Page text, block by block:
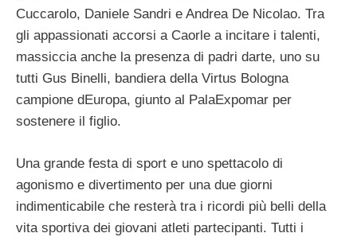
Cuccarolo, Daniele Sandri e Andrea De Nicolao. Tra
gli appassionati accorsi a Caorle a incitare i talenti,
massiccia anche la presenza di padri darte, uno su
tutti Gus Binelli, bandiera della Virtus Bologna
campione dEuropa, giunto al PalaExpomar per
sostenere il figlio.
Una grande festa di sport e uno spettacolo di
agonismo e divertimento per una due giorni
indimenticabile che resterà tra i ricordi più belli della
vita sportiva dei giovani atleti partecipanti. Tutti i